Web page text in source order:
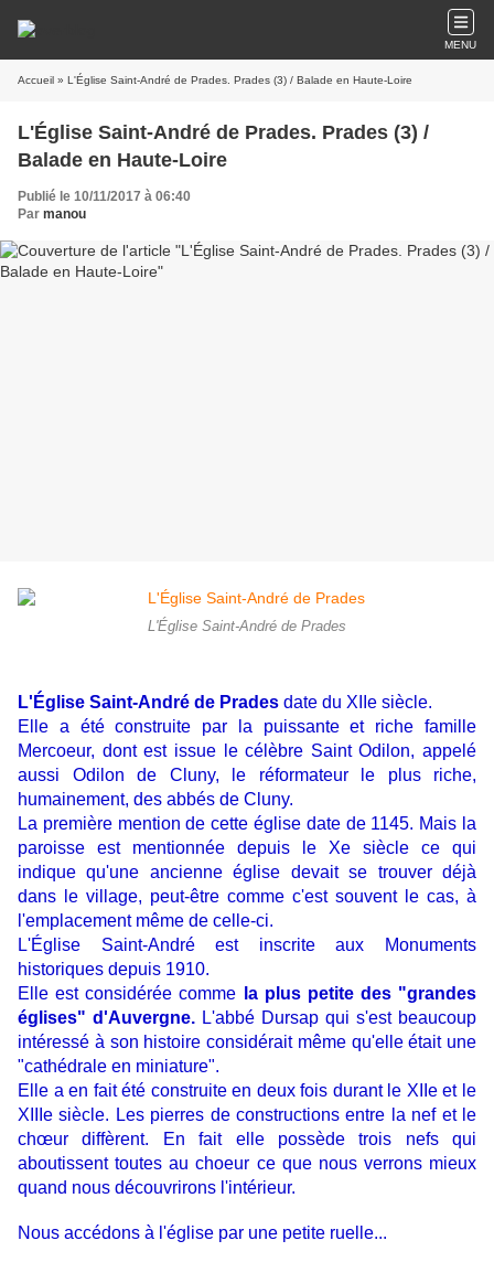
MENU
Accueil » L'Église Saint-André de Prades. Prades (3) / Balade en Haute-Loire
L'Église Saint-André de Prades. Prades (3) /
Balade en Haute-Loire
Publié le 10/11/2017 à 06:40
Par manou
L'Église Saint-André de Prades
L'Église Saint-André de Prades date du XIIe siècle.
Elle a été construite par la puissante et riche famille
Mercoeur, dont est issue le célèbre Saint Odilon, appelé
aussi Odilon de Cluny, le réformateur le plus riche,
humainement, des abbés de Cluny.
La première mention de cette église date de 1145. Mais la
paroisse est mentionnée depuis le Xe siècle ce qui
indique qu'une ancienne église devait se trouver déjà
dans le village, peut-être comme c'est souvent le cas, à
l'emplacement même de celle-ci.
L'Église Saint-André est inscrite aux Monuments
historiques depuis 1910.
Elle est considérée comme
la plus petite des "grandes
églises" d'Auvergne. L'abbé Dursap qui s'est beaucoup
intéressé à son histoire considérait même qu'elle était une
"cathédrale en miniature".
Elle a en fait été construite en deux fois durant le XIIe et le
XIIIe siècle. Les pierres de constructions entre la nef et le
chœur diffèrent. En fait elle possède trois nefs qui
aboutissent toutes au choeur ce que nous verrons mieux
quand nous découvrirons l'intérieur.
Nous accédons à l'église par une petite ruelle...